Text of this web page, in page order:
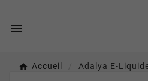

Accueil Adalya E-